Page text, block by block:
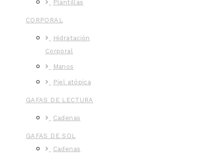
Plantillas
CORPORAL
Hidratación
Corporal
Manos
Piel atópica
GAFAS DE LECTURA
Cadenas
GAFAS DE SOL
Cadenas